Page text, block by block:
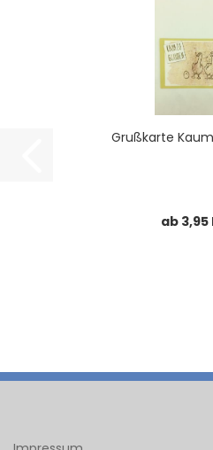
Gruß­kar­te
ab 3,95